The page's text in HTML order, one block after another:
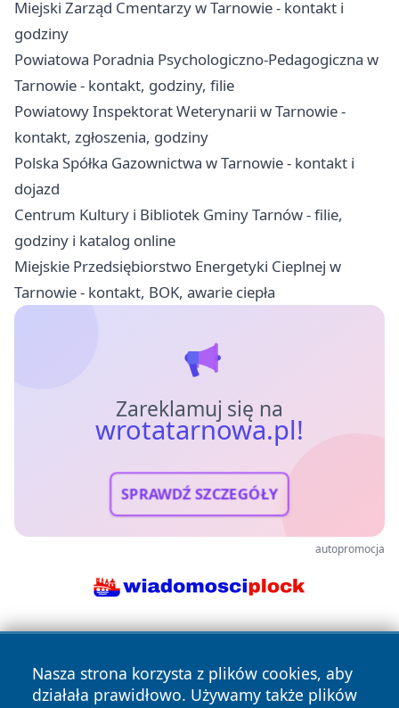
Miejski Zarząd Cmentarzy w Tarnowie - kontakt i
godziny
Powiatowa Poradnia Psychologiczno-Pedagogiczna w
Tarnowie - kontakt, godziny, filie
Powiatowy Inspektorat Weterynarii w Tarnowie -
kontakt, zgłoszenia, godziny
Polska Spółka Gazownictwa w Tarnowie - kontakt i
dojazd
Centrum Kultury i Bibliotek Gminy Tarnów - filie,
godziny i katalog online
Miejskie Przedsiębiorstwo Energetyki Cieplnej w
Tarnowie - kontakt, BOK, awarie ciepła
Zareklamuj się na
wrotatarnowa.pl!
SPRAWDŹ SZCZEGÓŁY
autopromocja
Nasza strona korzysta z plików cookies, aby
działała prawidłowo. Używamy także plików